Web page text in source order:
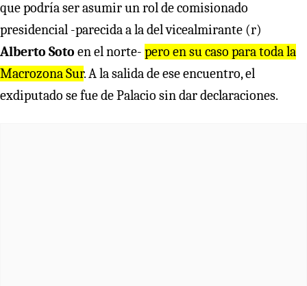
que podría ser asumir un rol de comisionado
presidencial -parecida a la del vicealmirante (r)
Alberto Soto en el norte- pero en su caso para toda la
Macrozona Sur. A la salida de ese encuentro, el
exdiputado se fue de Palacio sin dar declaraciones.